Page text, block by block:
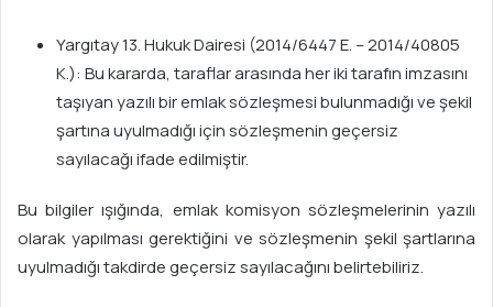
Yargıtay 13. Hukuk Dairesi (2014/6447 E. – 2014/40805
K.): Bu kararda, taraflar arasında her iki tarafın imzasını
taşıyan yazılı bir emlak sözleşmesi bulunmadığı ve şekil
şartına uyulmadığı için sözleşmenin geçersiz
sayılacağı ifade edilmiştir.
Bu bilgiler ışığında, emlak komisyon sözleşmelerinin yazılı
olarak yapılması gerektiğini ve sözleşmenin şekil şartlarına
uyulmadığı takdirde geçersiz sayılacağını belirtebiliriz.